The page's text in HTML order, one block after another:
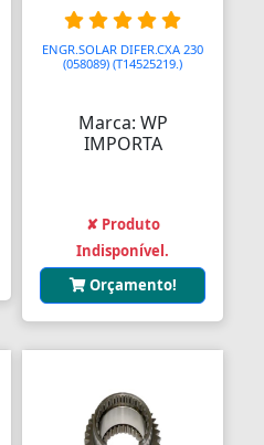
ENGR.SOLAR DIFER.CXA 230
(058089) (T14525219.)
Marca: WP
IMPORTA
✘ Produto
Indisponível.
Orçamento!